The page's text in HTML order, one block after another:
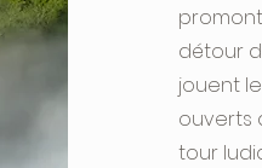
détour
jouent
ouverts
tour